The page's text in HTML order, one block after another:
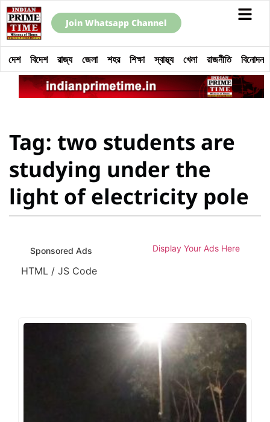
Join Whatsapp Channel
দেশ বিদেশ রাজ্য জেলা শহর শিক্ষা স্বাস্থ্য খেলা রাজনীতি বিনোদন
Tag: two students are
studying under the
light of electricity pole
Sponsored Ads Display Your Ads Here
HTML / JS Code